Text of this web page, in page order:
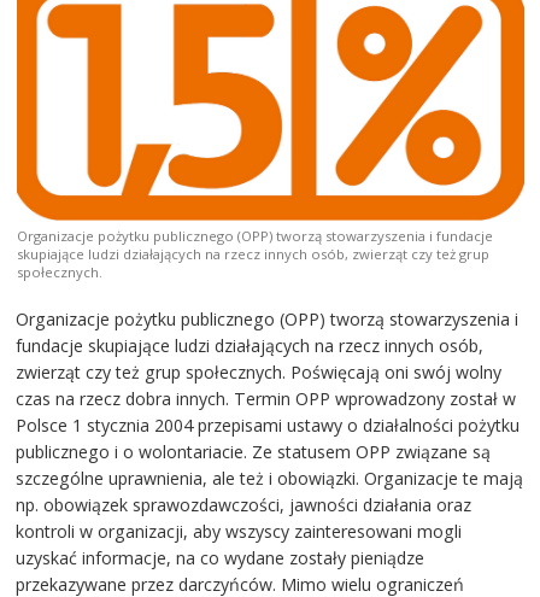
Organizacje pożytku publicznego (OPP) tworzą stowarzyszenia i fundacje
skupiające ludzi działających na rzecz innych osób, zwierząt czy też grup
społecznych.
Organizacje pożytku publicznego (OPP) tworzą stowarzyszenia i
fundacje skupiające ludzi działających na rzecz innych osób,
zwierząt czy też grup społecznych. Poświęcają oni swój wolny
czas na rzecz dobra innych. Termin OPP wprowadzony został w
Polsce 1 stycznia 2004 przepisami ustawy o działalności pożytku
publicznego i o wolontariacie. Ze statusem OPP związane są
szczególne uprawnienia, ale też i obowiązki. Organizacje te mają
np. obowiązek sprawozdawczości, jawności działania oraz
kontroli w organizacji, aby wszyscy zainteresowani mogli
uzyskać informacje, na co wydane zostały pieniądze
przekazywane przez darczyńców. Mimo wielu ograniczeń